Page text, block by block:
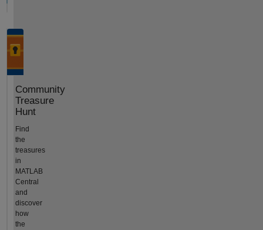
Community
Treasure
Hunt
Find
the
treasures
in
MATLAB
Central
and
discover
how
the